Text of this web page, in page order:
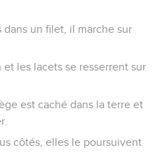
un filet, il marche sur
les lacets se resserrent sur
est caché dans la terre et
côtés, elles le poursuivent